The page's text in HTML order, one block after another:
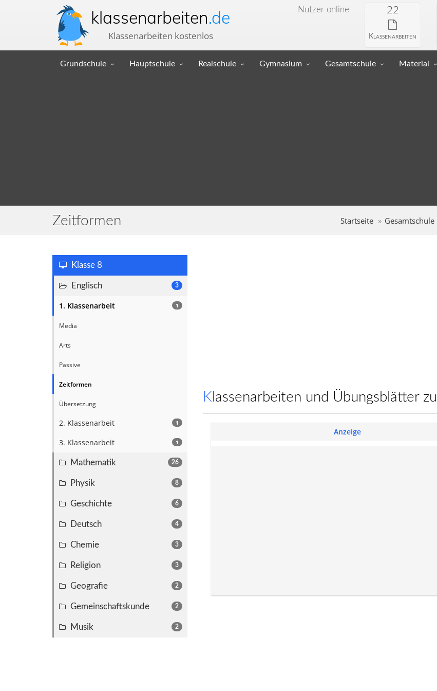
klassenarbeiten.de
Klassenarbeiten kostenlos
Nutzer online 22
Klassenarbeiten
Grundschule Hauptschule Realschule Gymnasium Gesamtschule Material
Zeitformen Startseite Gesamtschule
Klasse 8
3
Englisch
1
1. Klassenarbeit
Media
Arts
Passive
Zeitformen
Übersetzung
1
2. Klassenarbeit
1
3. Klassenarbeit
26
Mathematik
8
Physik
6
Geschichte
4
Deutsch
3
Chemie
3
Religion
2
Geografie
2
Gemeinschaftskunde
2
Musik
Klassenarbeiten und Übungsblätter zu
Anzeige